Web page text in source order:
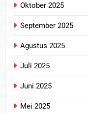
Oktober 2025
September 2025
Agustus 2025
Juli 2025
Juni 2025
Mei 2025